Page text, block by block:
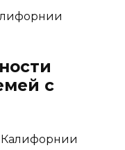
с
Калифорнии